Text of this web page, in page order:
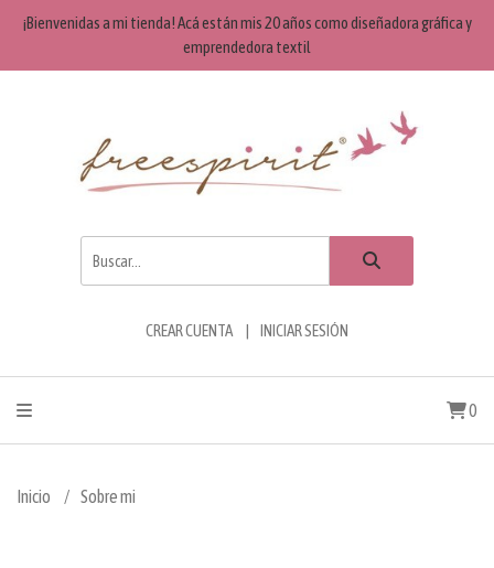
¡Bienvenidas a mi tienda! Acá están mis 20 años como diseñadora gráfica y
emprendedora textil
CREAR CUENTA INICIAR SESIÓN
0
Inicio Sobre mi